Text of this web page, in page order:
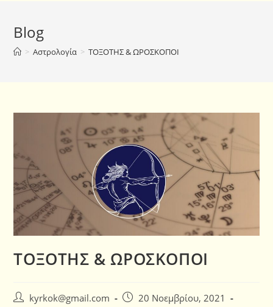
Blog
> Αστρολογία > ΤΟΞΟΤΗΣ & ΩΡΟΣΚΟΠΟΙ
ΤΟΞΟΤΗΣ & ΩΡΟΣΚΟΠΟΙ
kyrkok@gmail.com
20 Νοεμβρίου, 2021